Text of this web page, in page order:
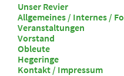
Unser Revier
Allgemeines / Internes /
Veranstaltungen
Vorstand
Obleute
Hegeringe
Kontakt / Impressum